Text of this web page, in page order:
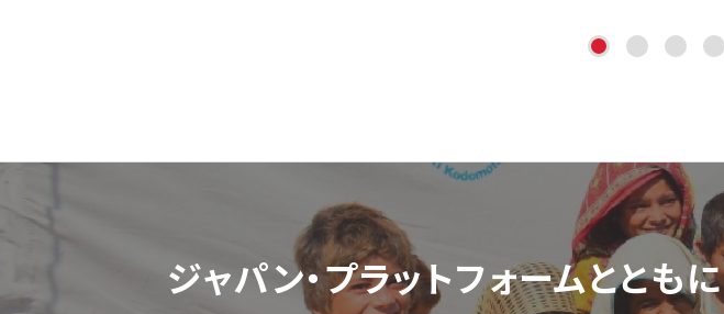
ジャパン・プラットフォームとともに